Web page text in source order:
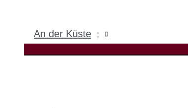
An der Küste